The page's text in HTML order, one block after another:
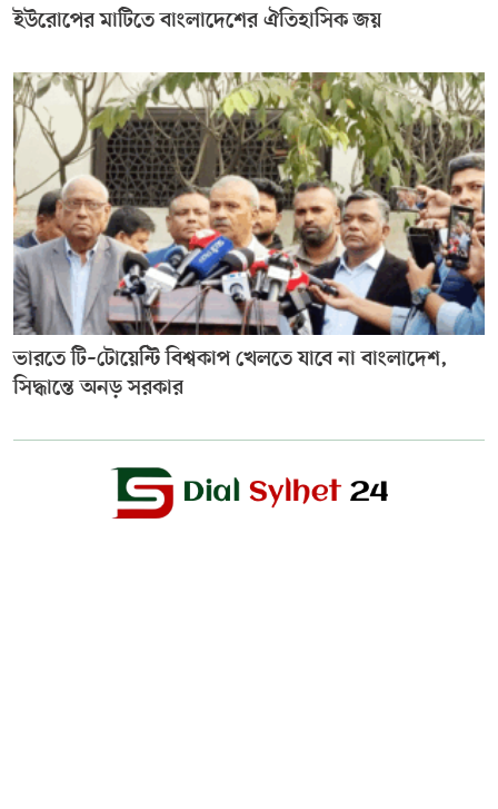
ইউরোপের মাটিতে বাংলাদেশের ঐতিহাসিক জয়
ভারতে টি–টোয়েন্টি বিশ্বকাপ খেলতে যাবে না বাংলাদেশ,
সিদ্ধান্তে অনড় সরকার